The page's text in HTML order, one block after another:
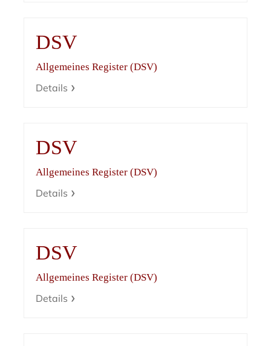
DSV
Allgemeines Register (DSV)
Details
DSV
Allgemeines Register (DSV)
Details
DSV
Allgemeines Register (DSV)
Details